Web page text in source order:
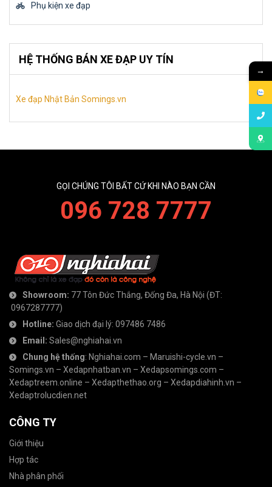
Phụ kiện xe đạp
HỆ THỐNG BÁN XE ĐẠP UY TÍN
Xe đạp Nhật Bản Somings.vn
GỌI CHÚNG TÔI BẤT CỨ KHI NÀO BẠN CẦN
096 728 7777
Showroom: 77 Tôn Đức Thắng, Đống Đa, Hà Nội (ĐT:
0967287777)
Hotline: Giao dịch đại lý: 097486 7486
Email: Sales@nghiahai.vn
Chung hệ thống: Nghiahai.com – Maruishi-cycle.vn –
Somings.vn – Xedapnhatban.vn – Xedapsomings.com –
Xedaptreem.online – Xedapthethao.org – Xedapdiahinh.vn –
Xedaptrolucdien.net
CÔNG TY
Giới thiệu
Hợp tác
Nhà phân phối
→